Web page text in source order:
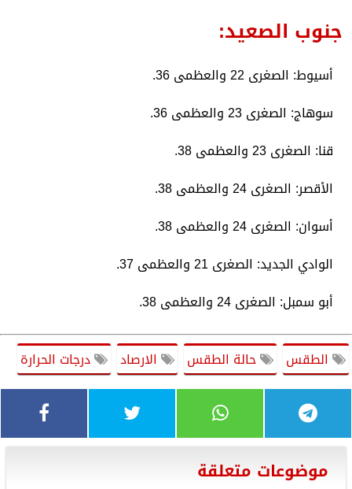
​جنوب الصعيد:
​أسيوط: الصغرى 22 والعظمى 36.
​سوهاج: الصغرى 23 والعظمى 36.
​قنا: الصغرى 23 والعظمى 38.
​الأقصر: الصغرى 24 والعظمى 38.
​أسوان: الصغرى 24 والعظمى 38.
​الوادي الجديد: الصغرى 21 والعظمى 37.
​أبو سمبل: الصغرى 24 والعظمى 38.
الطقس حالة الطقس الارصاد درجات الحرارة
موضوعات متعلقة